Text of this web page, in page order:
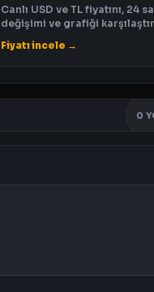
Canlı USD ve TL fiyatını, 24
değişimi ve grafiği
Fiyatı incele →
0